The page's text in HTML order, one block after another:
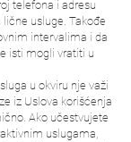
telefona i adresu
usluge. Takođe
intervalima i da
isti mogli vratiti u
u okviru nje važi
iz Uslova korišćenja
Ako učestvujete
uslugama,